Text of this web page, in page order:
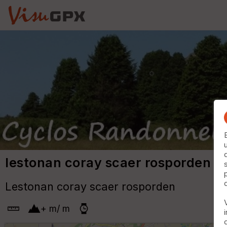
lestonan coray scaer rosporden
Lestonan coray scaer rosporden
+ m/ m